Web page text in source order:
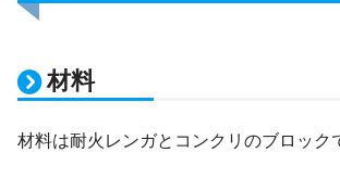
材料
材料は耐火レンガとコンクリのブロック